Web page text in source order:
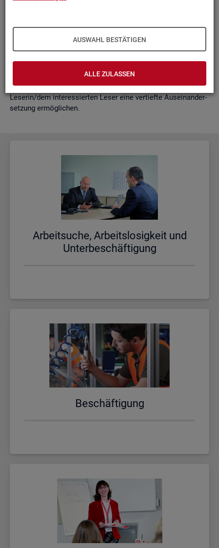
AUSWAHL BESTÄTIGEN
ALLE ZULASSEN
sam­men­ge­fasst. Damit ent­steht ein klei­nes Nach­schla­ge­
werk zu zen­tra­len Be­grif­fen und Fra­ge­stel­lun­gen der Ar­beits­
markt- und Grund­si­che­rungs­sta­tis­tik. Dabei wer­den diese Be­
grif­fe in kur­zer Form er­klärt und immer auch mit wei­ter­füh­
ren­den In­for­ma­ti­ons­quel­len ver­bun­den, die der in­ter­es­sier­ten
Le­se­rin/dem in­ter­es­sier­ten Leser eine ver­tief­te Aus­ein­an­der­
set­zung er­mög­li­chen.
Ar­beit­su­che, Ar­beits­lo­sig­keit und
Un­ter­be­schäf­ti­gung
Be­schäf­ti­gung